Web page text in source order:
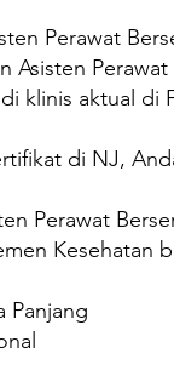
Perawat
Asisten
klinis aktual di
di NJ,
Perawat
Kesehatan
Panjang